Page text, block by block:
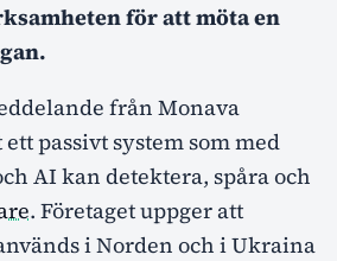
för att möta en
från Monava
passivt system som med
AI kan detektera, spåra och
. Företaget uppger att
i Norden och i Ukraina